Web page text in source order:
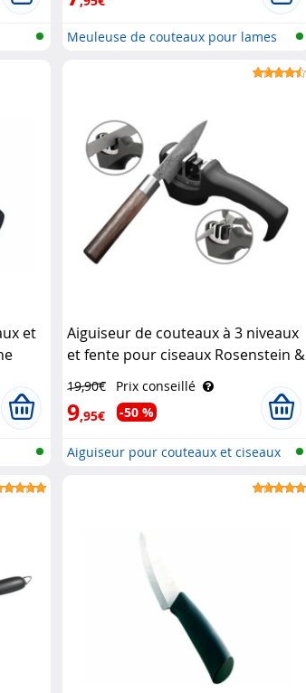
Meuleuse de couteaux pour lames
et
Aiguiseur de couteaux à 3 niveaux
et fente pour ciseaux Rosenstein &
19,90€ Prix conseillé
9,95€ -50 %
Aiguiseur pour couteaux et ciseaux